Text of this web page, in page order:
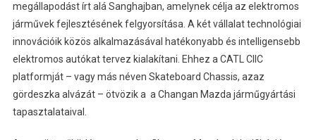
megállapodást írt alá Sanghajban, amelynek célja az elektromos
járművek fejlesztésének felgyorsítása. A két vállalat technológiai
innovációik közös alkalmazásával hatékonyabb és intelligensebb
elektromos autókat tervez kialakítani. Ehhez a CATL CIIC
platformját – vagy más néven Skateboard Chassis, azaz
gördeszka alvázát – ötvözik a a Changan Mazda járműgyártási
tapasztalataival.